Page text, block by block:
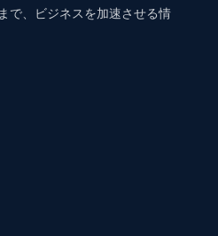
で、ビジネスを加速させる情